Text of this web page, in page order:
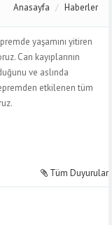
Anasayfa Haberler
yaşamını yitiren
Can kayıplarının
ve aslında
etkilenen tüm
Tüm Duyurular